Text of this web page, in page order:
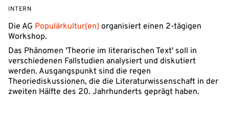
VERANSTALTUNGSZUGANG:
INTERN
Die AG Populärkultur(en) organisiert einen 2-tägigen
Workshop.
Das Phänomen 'Theorie im literarischen Text' soll in
verschiedenen Fallstudien analysiert und diskutiert
werden. Ausgangspunkt sind die regen
Theoriediskussionen, die die Literaturwissenschaft in der
zweiten Hälfte des 20. Jahrhunderts geprägt haben.